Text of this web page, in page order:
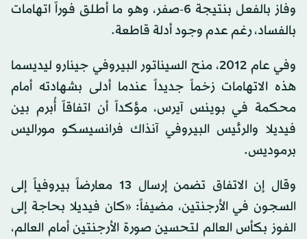
وفاز بالفعل بنتيجة 6-صفر، وهو ما أطلق فوراً اتهامات
بالفساد، رغم عدم وجود أدلة قاطعة.
وفي عام 2012، منح السيناتور البيروفي جينارو ليديسما
هذه الاتهامات زخماً جديداً عندما أدلى بشهادته أمام
محكمة في بوينس آيرس، مؤكداً أن اتفاقاً أُبرم بين
فيديلا والرئيس البيروفي آنذاك فرانسيسكو موراليس
برموديس.
وقال إن الاتفاق تضمن إرسال 13 معارضاً بيروفياً إلى
السجون في الأرجنتين، مضيفاً: «كان فيديلا بحاجة إلى
الفوز بكأس العالم لتحسين صورة الأرجنتين أمام العالم،